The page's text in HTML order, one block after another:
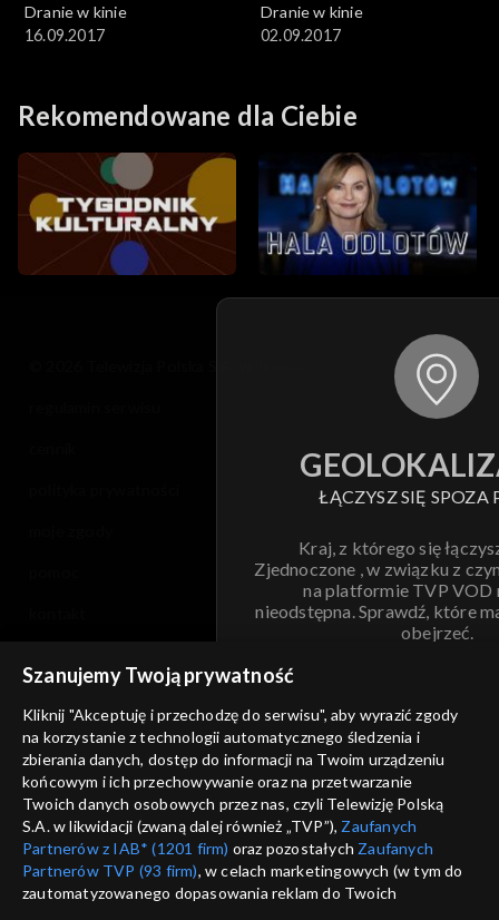
Dranie w kinie
16.09.2017
Dranie w kinie
02.09.2017
Rekomendowane dla Ciebie
ŁĄCZYSZ SIĘ SPOZA
Kraj, z którego się
Zjednoczone , w związku z
na platformie TVP VOD
nieodstępna. Sprawdź, które
obejrzeć.
ANULUJ
informacje o dostawcy usług
Szanujemy Twoją prywatność
Kliknij "Akceptuję i przechodzę do serwisu", aby wyrazić zgody
na korzystanie z technologii automatycznego śledzenia i
zbierania danych, dostęp do informacji na Twoim urządzeniu
końcowym i ich przechowywanie oraz na przetwarzanie
Twoich danych osobowych przez nas, czyli Telewizję Polską
S.A. w likwidacji (zwaną dalej również „TVP”), Zaufanych
Partnerów z IAB* (1201 firm) oraz pozostałych Zaufanych
Partnerów TVP (93 firm), w celach marketingowych (w tym do
zautomatyzowanego dopasowania reklam do Twoich